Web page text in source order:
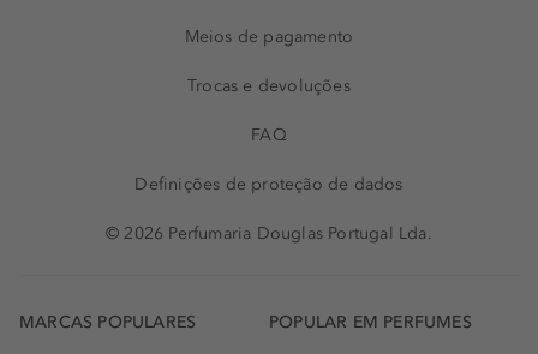
Meios de pagamento
Trocas e devoluções
FAQ
Definições de proteção de dados
© 2026 Perfumaria Douglas Portugal Lda.
MARCAS POPULARES POPULAR EM PERFUMES